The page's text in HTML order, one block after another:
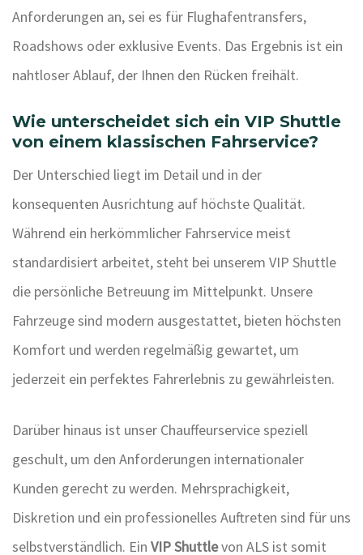
Anforderungen an, sei es für Flughafentransfers,
Roadshows oder exklusive Events. Das Ergebnis ist ein
nahtloser Ablauf, der Ihnen den Rücken freihält.
Wie unterscheidet sich ein VIP Shuttle
von einem klassischen Fahrservice?
Der Unterschied liegt im Detail und in der
konsequenten Ausrichtung auf höchste Qualität.
Während ein herkömmlicher Fahrservice meist
standardisiert arbeitet, steht bei unserem VIP Shuttle
die persönliche Betreuung im Mittelpunkt. Unsere
Fahrzeuge sind modern ausgestattet, bieten höchsten
Komfort und werden regelmäßig gewartet, um
jederzeit ein perfektes Fahrerlebnis zu gewährleisten.
Darüber hinaus ist unser Chauffeurservice speziell
geschult, um den Anforderungen internationaler
Kunden gerecht zu werden. Mehrsprachigkeit,
Diskretion und ein professionelles Auftreten sind für uns
selbstverständlich. Ein VIP Shuttlevon ALS ist somit